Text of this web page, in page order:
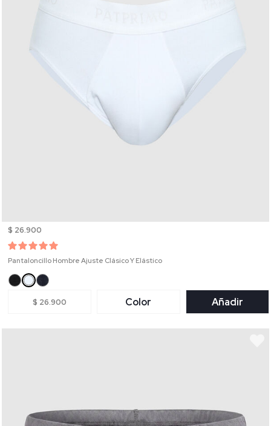
$ 26.900
Pantaloncillo Hombre Ajuste Clásico Y Elástico
$ 26.900 Color Añadir